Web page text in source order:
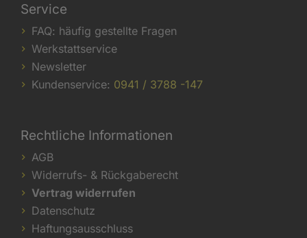
Service
FAQ: häufig gestellte Fragen
Werkstattservice
Newsletter
Kundenservice: 0941 / 3788 -147
Rechtliche Informationen
AGB
Widerrufs- & Rückgaberecht
Vertrag widerrufen
Datenschutz
Haftungsausschluss